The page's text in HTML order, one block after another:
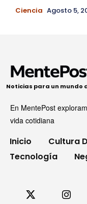
Ciencia Agosto 5,
Noticias para un mundo
En MentePost
vida cotidiana
Inicio Cultura
Tecnología